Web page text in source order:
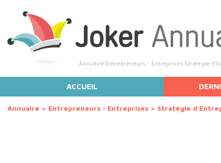
Annuaire Entrepreneurs - Entreprises Stratégie
ACCUEIL
Annuaire > Entrepreneurs - Entreprises > Stratégie